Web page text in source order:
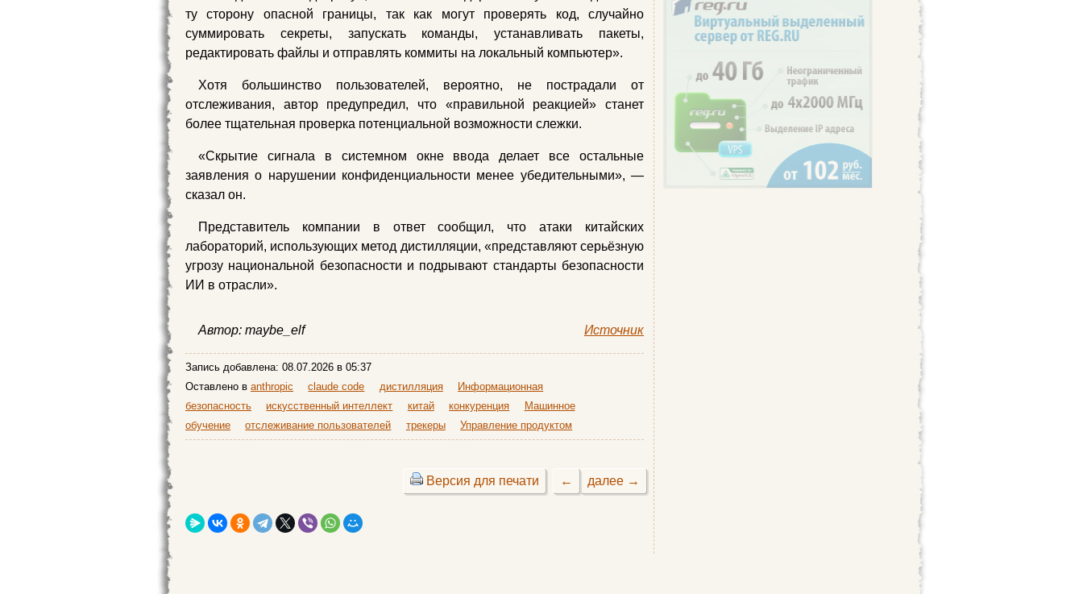
ту сторону опасной границы, так как могут проверять код, случайно
суммировать секреты, запускать команды, устанавливать пакеты,
редактировать файлы и отправлять коммиты на локальный компьютер».
Хотя большинство пользователей, вероятно, не пострадали от
отслеживания, автор предупредил, что «правильной реакцией» станет
более тщательная проверка потенциальной возможности слежки.
«Скрытие сигнала в системном окне ввода делает все остальные
заявления о нарушении конфиденциальности менее убедительными», —
сказал он.
Представитель компании в ответ сообщил, что атаки китайских
лабораторий, использующих метод дистилляции, «представляют серьёзную
угрозу национальной безопасности и подрывают стандарты безопасности
ИИ в отрасли».
Автор: maybe_elf Источник
Запись добавлена: 08.07.2026 в 05:37
Оставлено в anthropic claude code дистилляция
Информационная
безопасность
искусственный интеллект китай конкуренция
Машинное
обучение
отслеживание пользователей трекеры Управление продуктом
далее →
←
Версия для печати